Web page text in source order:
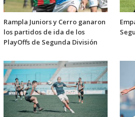
Rampla Juniors y Cerro ganaron
los partidos de ida de los
PlayOffs de Segunda División